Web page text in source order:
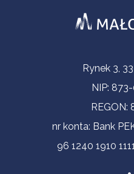
Informacje kontaktowe
Rynek 3,
NIP:
REGON:
nr konta: Bank
96 1240 1910